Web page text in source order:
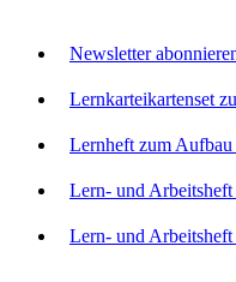
Newsletter
Lernkarteikartenset
Lernheft zum Aufbau
Lern- und
Lern- und